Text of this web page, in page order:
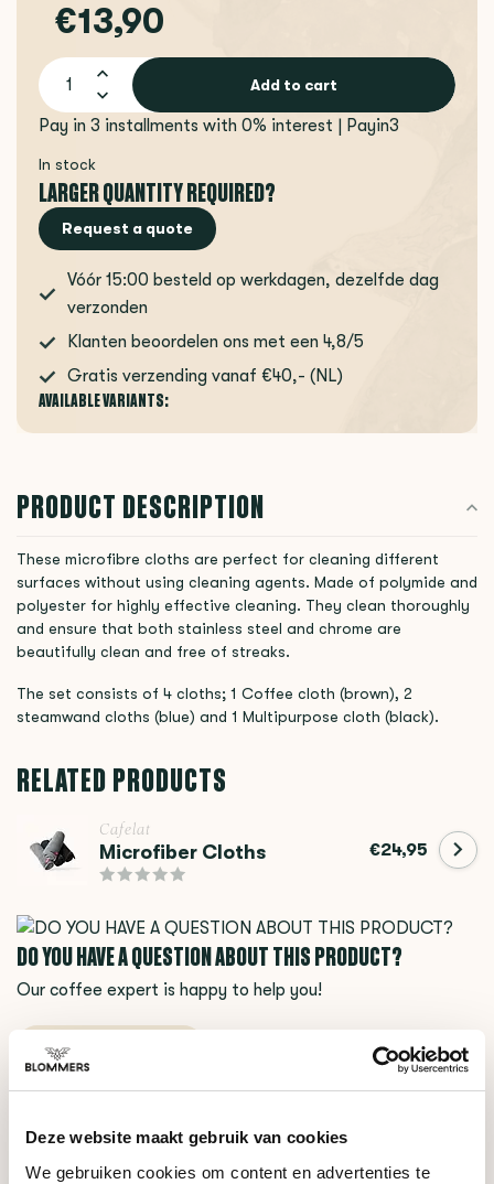
Deze website maakt gebruik van cookies
We gebruiken cookies om content en advertenties te
€13,90
Add to cart
Pay in 3 installments with 0% interest | Payin3
In stock
LARGER QUANTITY REQUIRED?
Request a quote
Vóór 15:00 besteld op werkdagen, dezelfde dag
verzonden
Klanten beoordelen ons met een 4,8/5
Gratis verzending vanaf €40,- (NL)
AVAILABLE VARIANTS:
PRODUCT DESCRIPTION
These microfibre cloths are perfect for cleaning different
surfaces without using cleaning agents. Made of polymide and
polyester for highly effective cleaning. They clean thoroughly
and ensure that both stainless steel and chrome are
beautifully clean and free of streaks.
The set consists of 4 cloths; 1 Coffee cloth (brown), 2
steamwand cloths (blue) and 1 Multipurpose cloth (black).
RELATED PRODUCTS
Cafelat
Microfiber Cloths €24,95
DO YOU HAVE A QUESTION ABOUT THIS PRODUCT?
Our coffee expert is happy to help you!
Ask your question
RECENTLY VIEWED